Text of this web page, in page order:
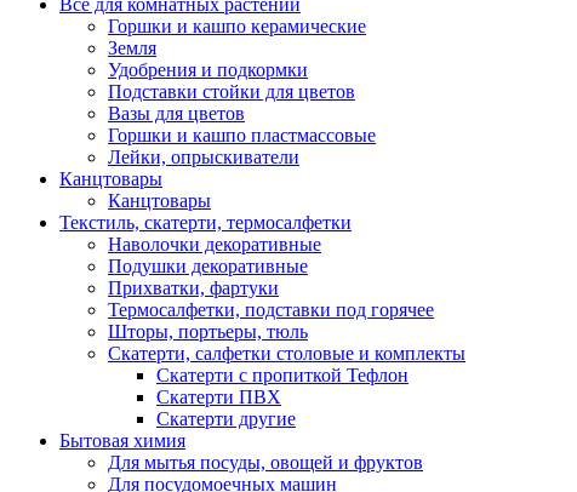
Все для комнатных растений
Горшки и кашпо керамические
Земля
Удобрения и подкормки
Подставки стойки для цветов
Вазы для цветов
Горшки и кашпо пластмассовые
Лейки, опрыскиватели
Канцтовары
Канцтовары
Текстиль, скатерти, термосалфетки
Наволочки декоративные
Подушки декоративные
Прихватки, фартуки
Термосалфетки, подставки под горячее
Шторы, портьеры, тюль
Скатерти, салфетки столовые и комплекты
Скатерти с пропиткой Тефлон
Скатерти ПВХ
Скатерти другие
Бытовая химия
Для мытья посуды, овощей и фруктов
Для посудомоечных машин